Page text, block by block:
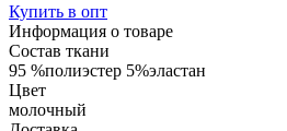
Купить в опт
Информация о товаре
Состав ткани
95 %полиэстер 5%эластан
Цвет
молочный